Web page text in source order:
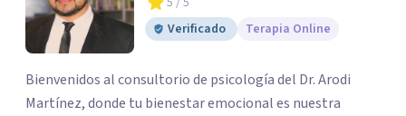
Verificado
Terapia Online
Bienvenidos al consultorio de psicología del Dr. Arodi
Martínez, donde tu bienestar emocional es nuestra